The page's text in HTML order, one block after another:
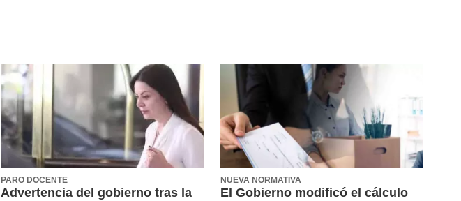
PARO DOCENTE
Advertencia del gobierno tras la
NUEVA NORMATIVA
El Gobierno modificó el cálculo